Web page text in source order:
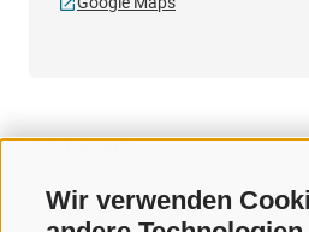
Wir verwenden
17.12.2026 18:00